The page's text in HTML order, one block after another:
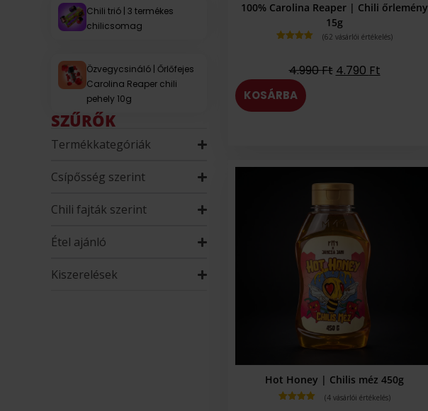
Chili trió | 3 termékes
chilicsomag
Özvegycsináló | Őrlőfejes
Carolina Reaper chili
pehely 10g
SZŰRŐK
Termékkategóriák
Csípősség szerint
Chili fajták szerint
Étel ajánló
Kiszerelések
100% Carolina Reaper | Chili őrlemény
15g
értékelés
alapján
(62 vásárlói értékelés)
4.990Ft 4.790 Ft
KOSÁRBA
Hot Honey | Chilis méz 450g
(4vásárlói értékelés)